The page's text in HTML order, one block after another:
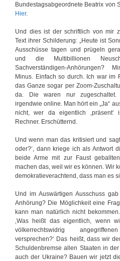
Bundestagsabgeordnete Beatrix von
Hier.
Und dies ist der schriftlich von mir
Text ihrer Schilderung: „Heute ist
Ausschüsse tagen und prügeln
und die Multibillionen
Sachverständigen-Anhörungen?
Minus. Einfach so durch. Ich war im
das Ganze sogar per Zoom-
da. Die waren nur zugeschaltet.
irgendwie online. Man hört ein „Ja“
nicht, wer da eigentlich ‚präsent‘
Rechner. Erschütternd.
Und wenn man das kritisiert und
oder?‘, dann kriege ich als Antwort
beide Arme mit zur Faust
machen das, weil wir es können. Wir
demokratieverachtend, dass man es
Und im Auswärtigen Ausschuss
Anhörung? Die Möglichkeit eine
kann man natürlich nicht
‚Was heißt das eigentlich, wenn
völkerrechtswidrig
versprechen?‘ Das heißt, dass wir
Schuldenbremse allen Staaten in
auch der Ukraine? Bauen wir jetzt